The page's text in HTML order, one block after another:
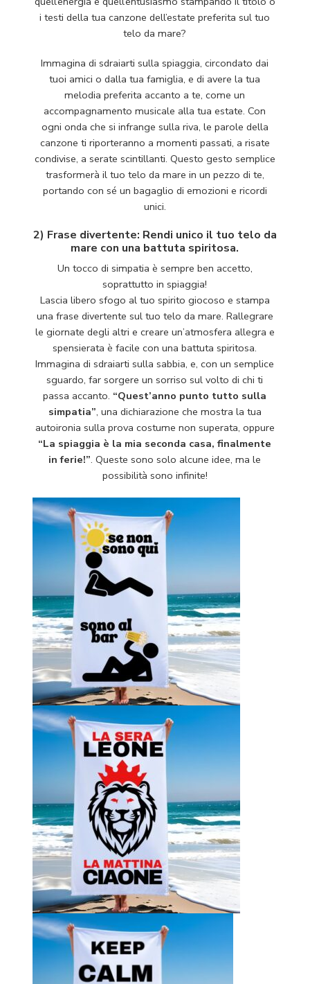
i testi della tua canzone dell’estate preferita sul tuo
telo da mare?
Immagina di sdraiarti sulla spiaggia, circondato dai
tuoi amici o dalla tua famiglia, e di avere la tua
melodia preferita accanto a te, come un
accompagnamento musicale alla tua estate. Con
ogni onda che si infrange sulla riva, le parole della
canzone ti riporteranno a momenti passati, a risate
condivise, a serate scintillanti. Questo gesto semplice
trasformerà il tuo telo da mare in un pezzo di te,
portando con sé un bagaglio di emozioni e ricordi
unici.
2) Frase divertente: Rendi unico il tuo telo da
mare con una battuta spiritosa.
Un tocco di simpatia è sempre ben accetto,
soprattutto in spiaggia!
Lascia libero sfogo al tuo spirito giocoso e stampa
una frase divertente sul tuo telo da mare. Rallegrare
le giornate degli altri e creare un’atmosfera allegra e
spensierata è facile con una battuta spiritosa.
Immagina di sdraiarti sulla sabbia, e, con un semplice
sguardo, far sorgere un sorriso sul volto di chi ti
passa accanto. “Quest’anno punto tutto sulla
simpatia”, una dichiarazione che mostra la tua
autoironia sulla prova costume non superata, oppure
“La spiaggia è la mia seconda casa, finalmente
in ferie!”. Queste sono solo alcune idee, ma le
possibilità sono infinite!